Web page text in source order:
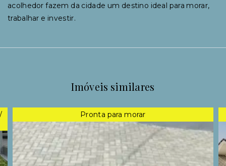
acolhedor fazem da cidade um destino ideal para morar,
trabalhar e investir.
Imóveis similares
Pronta para morar